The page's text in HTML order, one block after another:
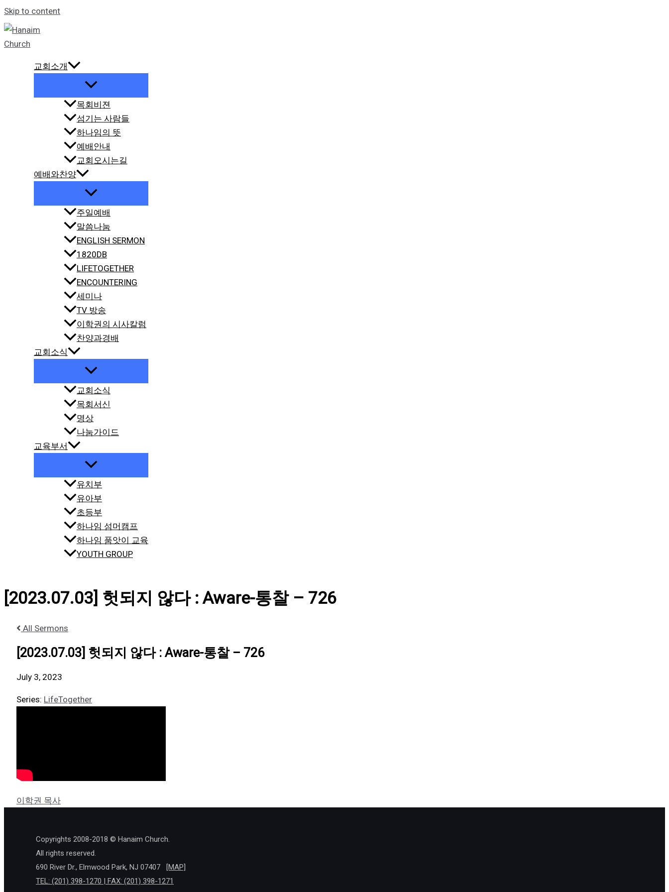
Skip to content
교회소개
목회비젼
섬기는 사람들
하나임의 뜻
예배안내
교회오시는길
예배와찬양
주일예배
말씀나눔
ENGLISH SERMON
1820DB
LIFETOGETHER
ENCOUNTERING
세미나
TV 방송
이학권의 시사칼럼
찬양과경배
교회소식
교회소식
목회서신
명상
나눔가이드
교육부서
유치부
유아부
초등부
하나임 섬머캠프
하나임 품앗이 교육
YOUTH GROUP
[2023.07.03] 헛되지 않다 : Aware-통찰 – 726
All Sermons
[2023.07.03] 헛되지 않다 : Aware-통찰 – 726
July 3, 2023
Series: LifeTogether
이학권 목사
Copyrights 2008-2018 © Hanaim Church.
All rights reserved.
690 River Dr., Elmwood Park, NJ 07407
[MAP]
TEL: (201) 398-1270 | FAX: (201) 398-1271